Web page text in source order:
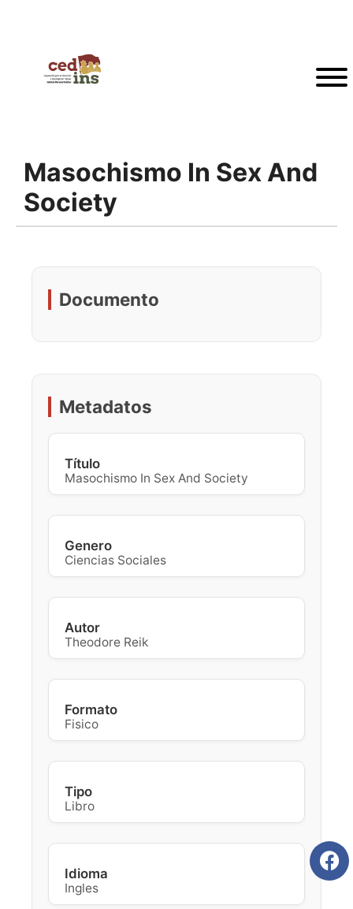
Masochismo In Sex And
Society
Documento
Metadatos
Título
Masochismo In Sex And Society
Genero
Ciencias Sociales
Autor
Theodore Reik
Formato
Fisico
Tipo
Libro
Idioma
Ingles